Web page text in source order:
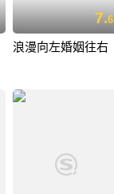
7.6
浪漫向左婚姻往右